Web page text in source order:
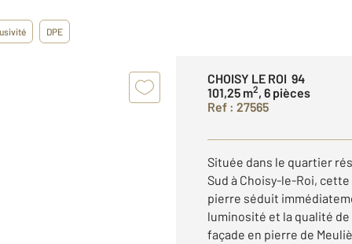
DPE
CHOISY LE ROI 94
101,25 m2, 6 pièces
Ref : 27565
Située dans le quartier
Sud à Choisy-le-Roi,
pierre séduit
luminosité et la qualité
façade en pierre de